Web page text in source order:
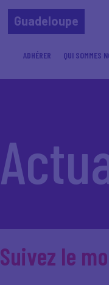
Guadeloupe
ADHÉRER QUI SOMMES
Suivez le